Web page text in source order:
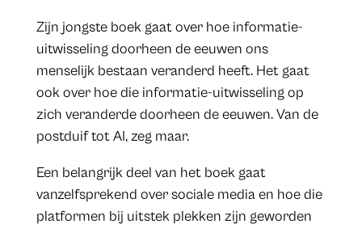
Zijn jongste boek gaat over hoe informatie-
uitwisseling doorheen de eeuwen ons
menselijk bestaan veranderd heeft. Het gaat
ook over hoe die informatie-uitwisseling op
zich veranderde doorheen de eeuwen. Van de
postduif tot AI, zeg maar.
Een belangrijk deel van het boek gaat
vanzelfsprekend over sociale media en hoe die
platformen bij uitstek plekken zijn geworden